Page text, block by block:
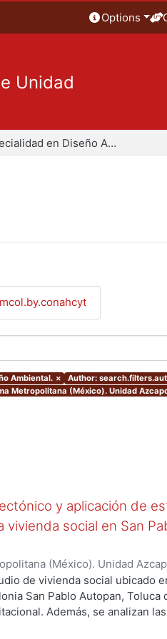
Options
Unidad
Especialidad en Diseño Ambiental
Ambiental. × Author:
Metropolitana (México). Unidad
y aplicación de
vivienda social en San
(México). Unidad
2023-02)Barrón Zúñiga, Ana
de vivienda social ubicado
San Pablo Autopan, Toluca
Además, se analizan